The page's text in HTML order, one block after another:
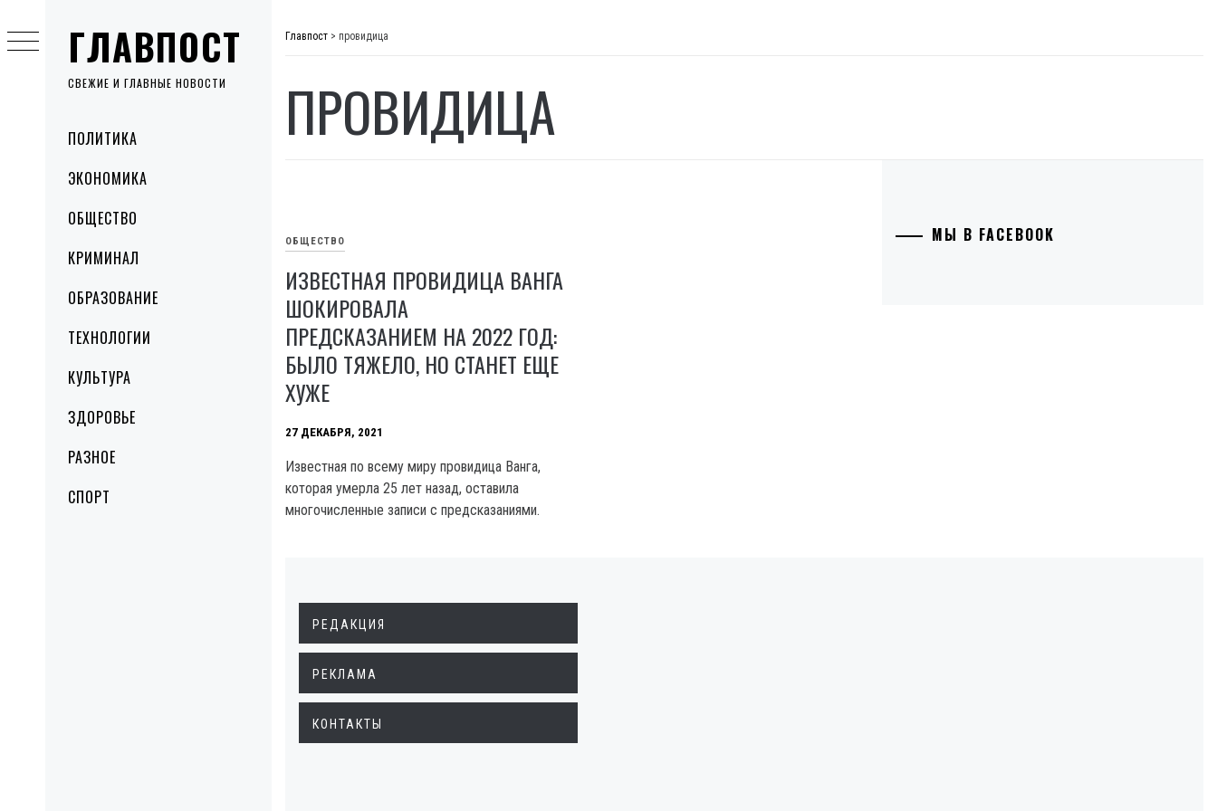
ГЛАВПОСТ
СВЕЖИЕ И ГЛАВНЫЕ НОВОСТИ
MenuПОЛИТИКА
ЭКОНОМИКА
ОБЩЕСТВО
КРИМИНАЛ
ОБРАЗОВАНИЕ
ТЕХНОЛОГИИ
КУЛЬТУРА
ЗДОРОВЬЕ
РАЗНОЕ
СПОРТ
to
content
Главпост > провидица
ПРОВИДИЦА
ОБЩЕСТВО
ИЗВЕСТНАЯ ПРОВИДИЦА ВАНГА
ШОКИРОВАЛА
ПРЕДСКАЗАНИЕМ НА 2022 ГОД:
БЫЛО ТЯЖЕЛО, НО СТАНЕТ ЕЩЕ
ХУЖЕ
27 ДЕКАБРЯ, 2021
Известная по всему миру провидица Ванга,
которая умерла 25 лет назад, оставила
многочисленные записи с предсказаниями.
МЫ В FACEBOOK
РЕДАКЦИЯ
РЕКЛАМА
КОНТАКТЫ